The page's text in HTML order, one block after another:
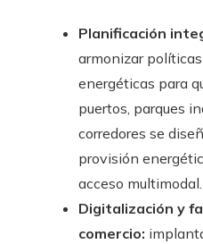
Planificación
armonizar
energéticas para
puertos, parques
corredores se
provisión
acceso multimodal.
Digitalización y
comercio: